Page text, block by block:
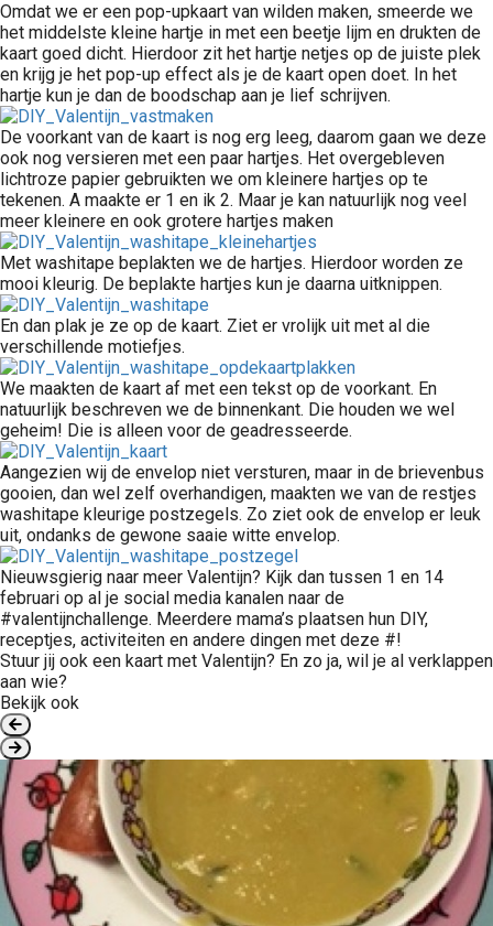
Omdat we er een pop-upkaart van wilden maken, smeerde we
het middelste kleine hartje in met een beetje lijm en drukten de
kaart goed dicht. Hierdoor zit het hartje netjes op de juiste plek
en krijg je het pop-up effect als je de kaart open doet. In het
hartje kun je dan de boodschap aan je lief schrijven.
De voorkant van de kaart is nog erg leeg, daarom gaan we deze
ook nog versieren met een paar hartjes. Het overgebleven
lichtroze papier gebruikten we om kleinere hartjes op te
tekenen. A maakte er 1 en ik 2. Maar je kan natuurlijk nog veel
meer kleinere en ook grotere hartjes maken
Met washitape beplakten we de hartjes. Hierdoor worden ze
mooi kleurig. De beplakte hartjes kun je daarna uitknippen.
En dan plak je ze op de kaart. Ziet er vrolijk uit met al die
verschillende motiefjes.
We maakten de kaart af met een tekst op de voorkant. En
natuurlijk beschreven we de binnenkant. Die houden we wel
geheim! Die is alleen voor de geadresseerde.
Aangezien wij de envelop niet versturen, maar in de brievenbus
gooien, dan wel zelf overhandigen, maakten we van de restjes
washitape kleurige postzegels. Zo ziet ook de envelop er leuk
uit, ondanks de gewone saaie witte envelop.
Nieuwsgierig naar meer Valentijn? Kijk dan tussen 1 en 14
februari op al je social media kanalen naar de
#valentijnchallenge. Meerdere mama’s plaatsen hun DIY,
receptjes, activiteiten en andere dingen met deze #!
Stuur jij ook een kaart met Valentijn? En zo ja, wil je al verklappen
aan wie?
Bekijk ook